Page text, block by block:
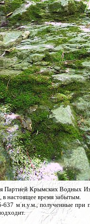
Партией Крымских Водных
в настоящее время забытым.
637 м н.у.м., полученные при